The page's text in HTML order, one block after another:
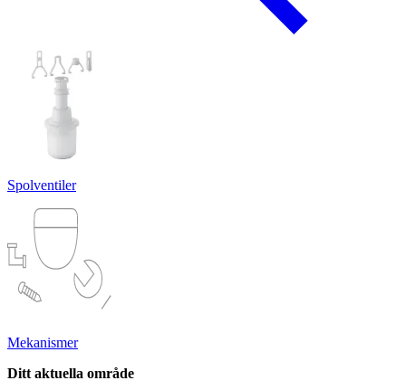
Spolventiler
Mekanismer
Ditt aktuella område